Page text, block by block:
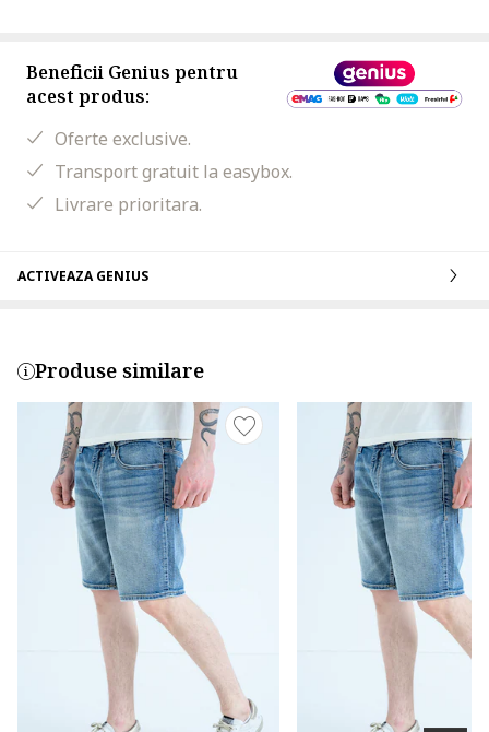
Beneficii Genius pentru
acest produs:
Oferte exclusive.
Transport gratuit la easybox.
Livrare prioritara.
ACTIVEAZA GENIUS
Produse similare